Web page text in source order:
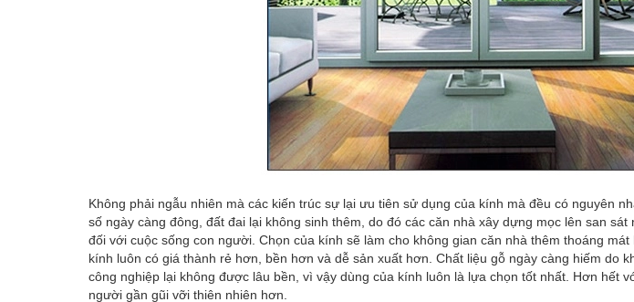
Không phải ngẫu nhiên mà các kiến trúc sự lại ưu tiên sử dụng của kính mà đều có nguyên
số ngày càng đông, đất đai lại không sinh thêm, do đó các căn nhà xây dựng mọc lên san
đối với cuộc sống con người. Chọn của kính sẽ làm cho không gian căn nhà thêm thoáng
kính luôn có giá thành rẻ hơn, bền hơn và dễ sản xuất hơn. Chất liệu gỗ ngày càng hiếm do
công nghiệp lại không được lâu bền, vì vậy dùng của kính luôn là lựa chọn tốt nhất. Hơn hết
người gần gũi vỡi thiên nhiên hơn.